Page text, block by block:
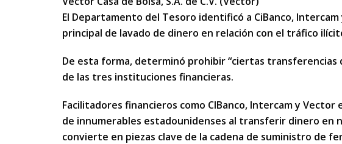
El Departamento del Tesoro identificó a CiBanco,
principal de lavado de dinero en relación con el tráfico
De esta forma, determinó prohibir “ciertas transferencias
de las tres instituciones financieras.
Facilitadores financieros como CIBanco, Intercam y
de innumerables estadounidenses al transferir dinero en
convierte en piezas clave de la cadena de suministro de